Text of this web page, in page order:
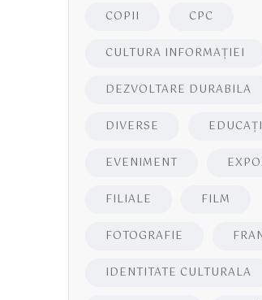
COPII CPC
CULTURA INFORMAŢIEI
DEZVOLTARE DURABILA
DIVERSE
EVENIMENT
FILIALE FILM
FOTOGRAFIE
IDENTITATE CULTURALA